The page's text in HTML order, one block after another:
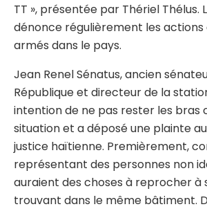
TT », présentée par Thériel Thélus.
dénonce régulièrement les actions
armés dans le pays.
Jean Renel Sénatus, ancien
République et directeur de la
intention de ne pas rester les bras
situation et a déposé une plainte
justice haïtienne. Premièrement,
représentant des personnes non
auraient des choses à reprocher à
trouvant dans le même bâtiment.